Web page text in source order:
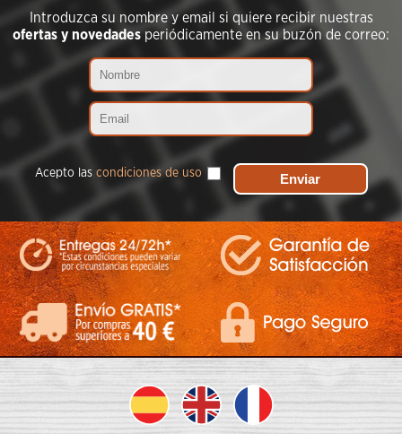
Introduzca su nombre y email si quiere recibir nuestras
ofertas y novedadesperiódicamente en su buzón de correo:
Acepto las condiciones de uso